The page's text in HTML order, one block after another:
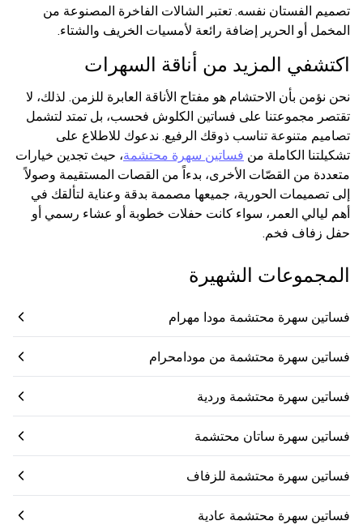
تصميم الفستان نفسه. تعتبر الشالات الفاخرة المصنوعة من
المخمل أو الحرير إضافة رائعة لأمسيات الخريف والشتاء.
اكتشفي المزيد من أناقة السهرات
نحن نؤمن بأن الاحتشام هو مفتاح الأناقة العابرة للزمن. لذلك، لا
تقتصر مجموعتنا على فساتين الكلوش فحسب، بل تمتد لتشمل
تصاميم متنوعة تناسب ذوقك الرفيع. ندعوك للاطلاع على
تشكيلتنا الكاملة من فساتين سهرة محتشمة، حيث تجدين خيارات
متعددة من القصّات الأخرى، بدءاً من القصات المستقيمة وصولاً
إلى تصميمات الحورية، جميعها مصممة بدقة وعناية لتألقك في
أهم ليالي العمر، سواء كانت حفلات خطوبة أو عشاء رسمي أو
حفل زفاف فخم.
المجموعات الشهيرة
فساتين سهرة محتشمة مودا مهرام
فساتين سهرة محتشمة من مودامحرام
فساتين سهرة محتشمة وردية
فساتين سهرة ساتان محتشمة
فساتين سهرة محتشمة للزفاف
فساتين سهرة محتشمة عادية